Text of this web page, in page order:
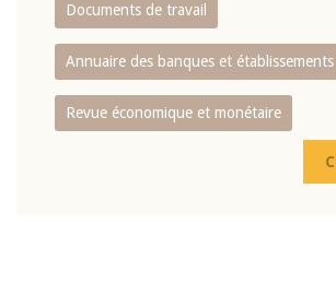
Documents de travail
Annuaire des banques et
Revue économique et monétaire